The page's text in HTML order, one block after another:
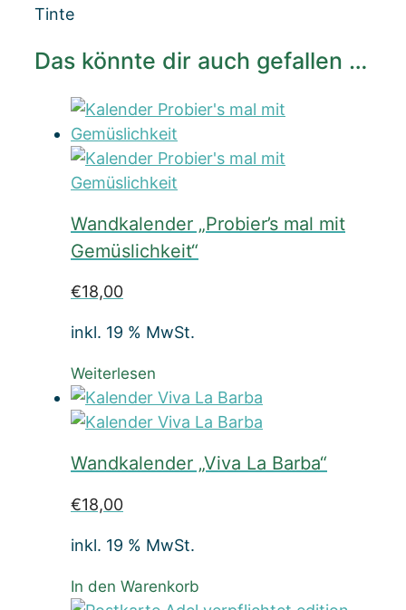
Tinte
Das könnte dir auch gefallen …
Wandkalender „Probier’s mal mit
Gemüslichkeit“
€18,00
inkl. 19 % MwSt.
Weiterlesen
Wandkalender „Viva La Barba“
€18,00
inkl. 19 % MwSt.
In den Warenkorb